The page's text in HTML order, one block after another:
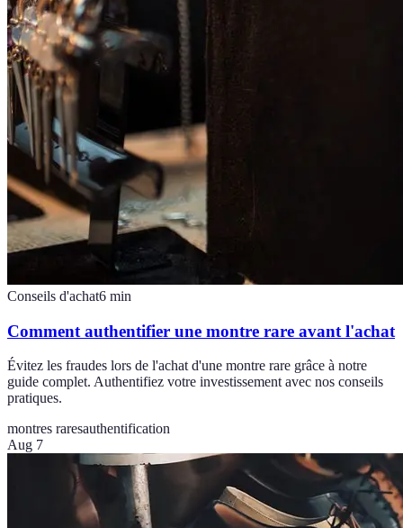
Conseils d'achat6 min
Comment authentifier une montre rare avant l'achat
Évitez les fraudes lors de l'achat d'une montre rare grâce à notre
guide complet. Authentifiez votre investissement avec nos conseils
pratiques.
montres raresauthentification
Aug 7